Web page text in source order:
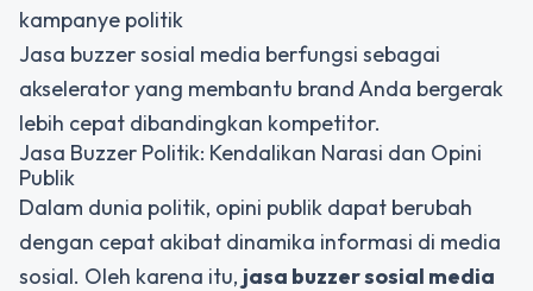
kampanye politik
Jasa buzzer sosial media berfungsi sebagai
akselerator yang membantu brand Anda bergerak
lebih cepat dibandingkan kompetitor.
Jasa Buzzer Politik: Kendalikan Narasi dan Opini
Publik
Dalam dunia politik, opini publik dapat berubah
dengan cepat akibat dinamika informasi di media
sosial. Oleh karena itu, jasa buzzer sosial media